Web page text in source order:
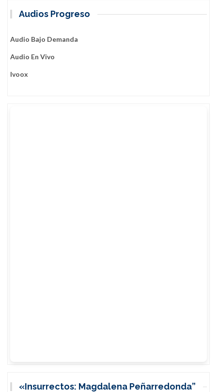
Audios Progreso
Audio Bajo Demanda
Audio En Vivo
Ivoox
«Insurrectos: Magdalena Peñarredonda”